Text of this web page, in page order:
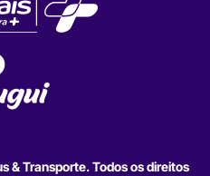
& Transporte. Todos os direitos